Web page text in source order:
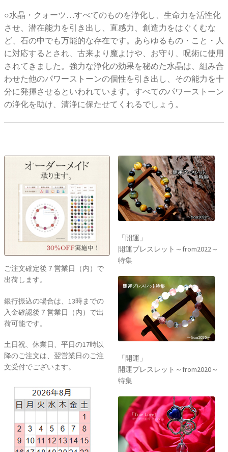
○水晶・クォーツ…すべてのものを浄化し、生命力を活性化
させ、潜在能力を引き出し、直感力、創造力をはぐくむな
ど、石の中でも万能的な存在です。あらゆるもの・こと・人
に対応するとされ、古来より魔よけや、お守り、呪術に使用
されてきました。強力な浄化の効果を秘めた水晶は、組み合
わせた他のパワーストーンの個性を引き出し、その能力を十
分に発揮させるといわれています。すべてのパワーストーン
の浄化を助け、清浄に保たせてくれるでしょう。
ご注文確定後７営業日（内）で
出荷します。
銀行振込の場合は、13時までの
入金確認後７営業日（内）で出
荷可能です。
土日祝、休業日、平日の17時以
降のご注文は、翌営業日のご注
文受付でございます。
「開運」
開運ブレスレット～from2022～
特集
「開運」
開運ブレスレット～from2020～
特集